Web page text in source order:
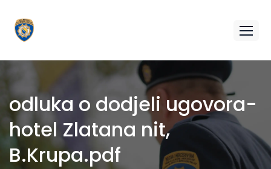
odluka o dodjeli ugovora-
hotel Zlatana nit,
B.Krupa.pdf